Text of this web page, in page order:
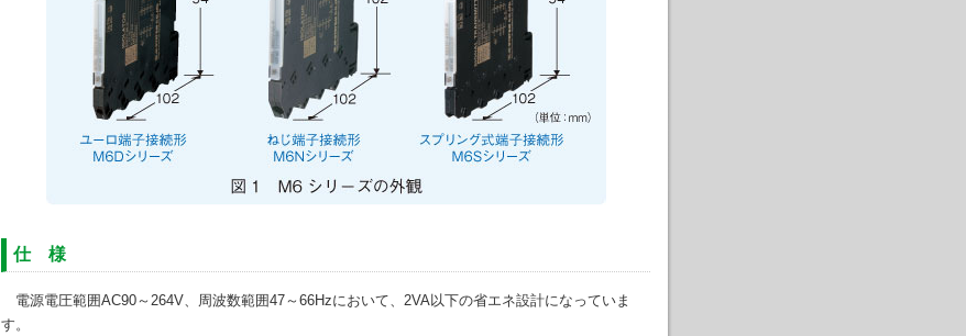
仕 様
電源電圧範囲AC90～264V、周波数範囲47～66Hzにおいて、2VA以下の省エネ設計になっていま
す。